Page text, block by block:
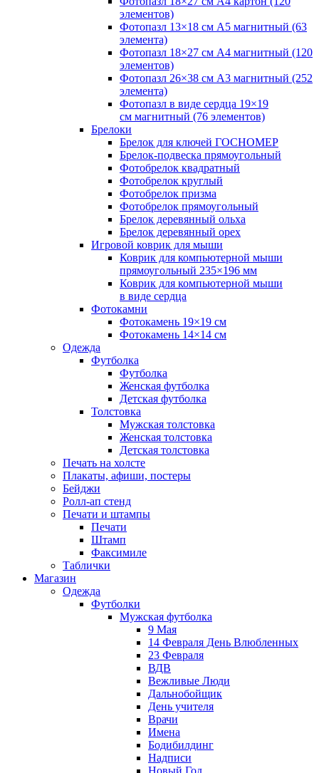
элементов)
Фотопазл 13×18 см А5 магнитный (63
элемента)
Фотопазл 18×27 см А4 магнитный (120
элементов)
Фотопазл 26×38 см А3 магнитный (252
элемента)
Фотопазл в виде сердца 19×19
см магнитный (76 элементов)
Брелоки
Брелок для ключей ГОСНОМЕР
Брелок-подвеска прямоугольный
Фотобрелок квадратный
Фотобрелок круглый
Фотобрелок призма
Фотобрелок прямоугольный
Брелок деревянный ольха
Брелок деревянный орех
Игровой коврик для мыши
Коврик для компьютерной мыши
прямоугольный 235×196 мм
Коврик для компьютерной мыши
в виде сердца
Фотокамни
Фотокамень 19×19 см
Фотокамень 14×14 см
Одежда
Футболка
Футболка
Женская футболка
Детская футболка
Толстовка
Мужская толстовка
Женская толстовка
Детская толстовка
Печать на холсте
Плакаты, афиши, постеры
Бейджи
Ролл-ап стенд
Печати и штампы
Печати
Штамп
Факсимиле
Таблички
Магазин
Одежда
Футболки
Мужская футболка
9 Мая
14 Февраля День Влюбленных
23 Февраля
ВДВ
Вежливые Люди
Дальнобойщик
День учителя
Врачи
Имена
Бодибилдинг
Надписи
Новый Год